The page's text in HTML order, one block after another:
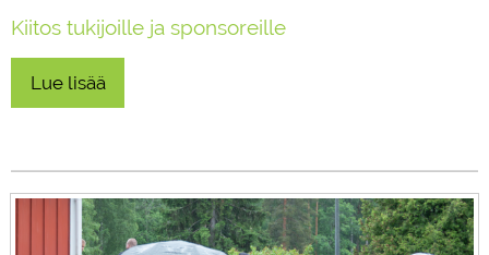
Kiitos tukijoille ja sponsoreille
Lue lisää